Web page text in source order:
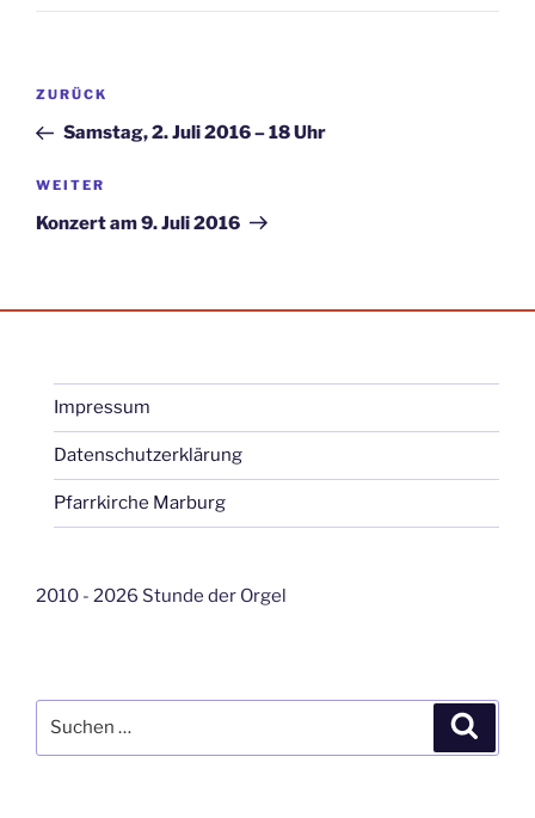
Beitragsnavigation
Vorheriger
Beitrag
ZURÜCK
Samstag, 2. Juli 2016 – 18 Uhr
Nächster
Beitrag
WEITER
Konzert am 9. Juli 2016
Impressum
Datenschutzerklärung
Pfarrkirche Marburg
2010 - 2026 Stunde der Orgel
nach: